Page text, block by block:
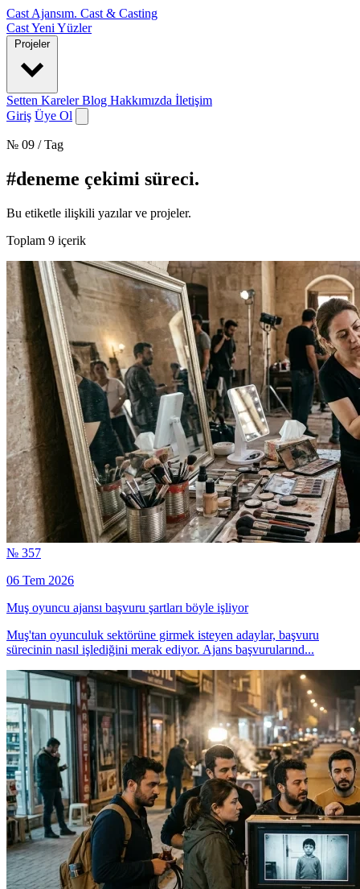
Cast Ajansım. Cast & Casting
CastYeni Yüzler
Projeler
Setten KarelerBlog Hakkımızda İletişim
Giriş Üye Ol
№ 09 / Tag
#deneme çekimi süreci.
Bu etiketle ilişkili yazılar ve projeler.
Toplam 9 içerik
№ 357
06 Tem 2026
Muş oyuncu ajansı başvuru şartları böyle işliyor
Muş'tan oyunculuk sektörüne girmek isteyen adaylar, başvuru
sürecinin nasıl işlediğini merak ediyor. Ajans başvurularınd...